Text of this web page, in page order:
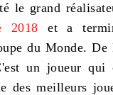
le grand
2018 et a
du Monde.
un joueur qui
des meilleurs